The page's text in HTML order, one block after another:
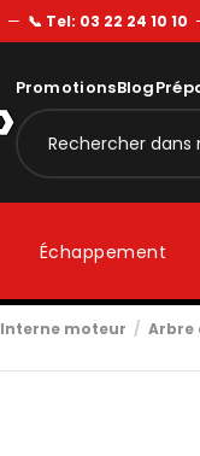
— 📞 Tel: 03 22 24 10 10
PromotionsBlog
Échappement
Interne moteur Arbre